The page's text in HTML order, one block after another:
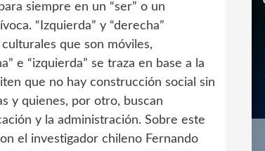
siempre en un “ser” o un
“Izquierda” y “derecha”
que son móviles,
e “izquierda” se traza en base a la
que no hay construcción social sin
y quienes, por otro, buscan
y la administración. Sobre este
el investigador chileno Fernando